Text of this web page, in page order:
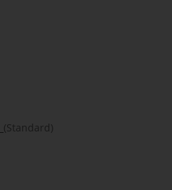
(Standard)